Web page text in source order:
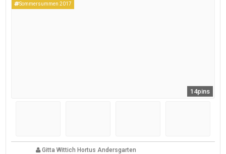
Sommersummen 2017
14pins
Gitta Wittich Hortus Andersgarten